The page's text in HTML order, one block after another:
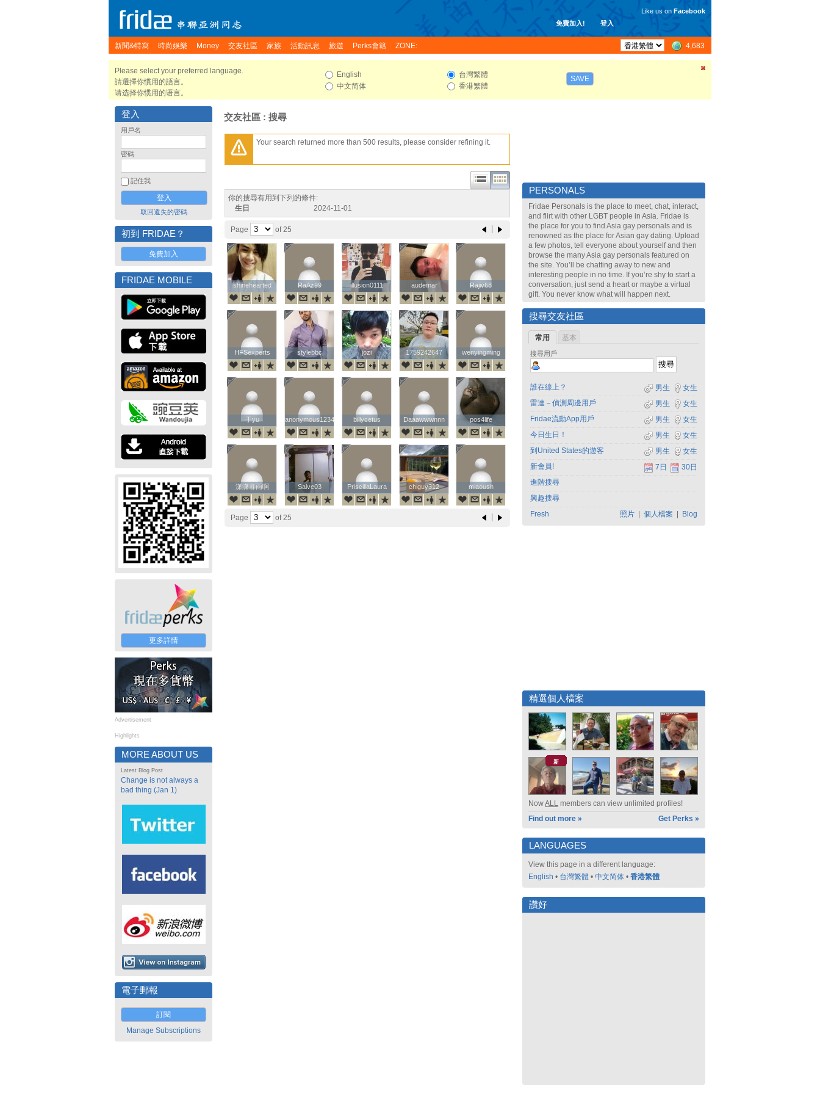
免費加入! 登入
Like us on Facebook
新聞&特寫 時尚娛樂 Money 交友社區 家族 活動訊息 旅遊 Perks會籍 ZONE: 4,683
Please select your preferred language.
請選擇你慣用的語言。
请选择你惯用的语言。
English
中文简体
台灣繁體
香港繁體
SAVE
登入
用戶名
密碼
記住我
取回遺失的密碼
初到 FRIDAE？
免費加入
FRIDAE MOBILE
更多詳情
Advertisement
Highlights
MORE ABOUT US
Latest Blog Post
Change is not always a
bad thing (Jan 1)
電子郵報
訂閱
Manage Subscriptions
交友社區 : 搜尋
Your search returned more than 500 results, please consider refining it.
你的搜尋有用到下列的條件:
生日
2024-11-01
Page of 25
shinehearted
shinehearted RaAz99
RaAz99 illusion0111
illusion0111 audemar
audemar Rajiv68
Rajiv68
HFSexperts
HFSexperts stylebbc
stylebbc jozi
jozi 1759242647
1759242647 wenyingming
wenyingming
于yu
于yu anonymous1234
anonymous1234 billycetus
billycetus Daaawwwnnn
Daaawwwnnn pos4life
pos4life
潇潇暮雨啊
潇潇暮雨啊 Salve03
Salve03 PriscillaLaura
PriscillaLaura chiguy312
chiguy312 miaoush
miaoush
Page of 25
PERSONALS
Fridae Personals is the place to meet, chat, interact,
and flirt with other LGBT people in Asia. Fridae is
the place for you to find Asia gay personals and is
renowned as the place for Asian gay dating. Upload
a few photos, tell everyone about yourself and then
browse the many Asia gay personals featured on
the site. You’ll be chatting away to new and
interesting people in no time. If you’re shy to start a
conversation, just send a heart or maybe a virtual
gift. You never know what will happen next.
搜尋交友社區
常用 基本
搜尋用戶
誰在線上？ 女生
男生
雷達－偵測周邊用戶
女生
男生
Fridae流動App用戶
女生
男生
今日生日！
女生
男生
到United States的遊客
女生
男生
新會員!
30日
7日
進階搜尋
興趣搜尋
Fresh
照片 個人檔案 Blog
精選個人檔案
新
NowALL members can view unlimited profiles!
Find out more »
Get Perks »
LANGUAGES
View this page in a different language:
English • 台灣繁體 • 中文简体 • 香港繁體
讚好